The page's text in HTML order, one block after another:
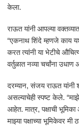
केला.
राऊत यांनी आपल्या
“एकनाथ शिंदे म्हणजे काय
करत त्यांनी या भेटीचे
वर्तुळात नव्या चर्चांना
दरम्यान, संजय राऊत यांनी
असल्याचेही स्पष्ट केले.
आहेत. मात्र, पक्षाची
माझ्या पक्षाच्या भूमिकेवर मी